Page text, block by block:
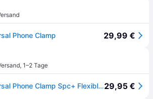
Phone Clamp 29,99 €
, 1–2 Tage
Sp Connect Universal Phone Clamp Spc+ Flexible Klemmhalterung Für Smartphones29,95 €